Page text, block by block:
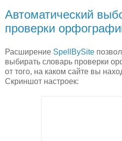
Автоматический
проверки
Расширение SpellBySite
выбирать словарь проверки
от того, на каком сайте вы
Скриншот настроек: